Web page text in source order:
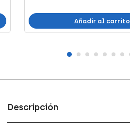
Añadir al carrito
Descripción